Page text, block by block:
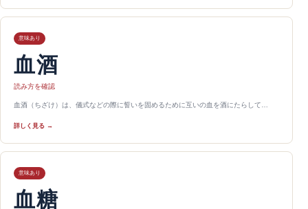
意味あり
血酒
読み方を確認
血酒（ちざけ）は、儀式などの際に誓いを固めるために互いの血を酒にたらして…
詳しく見る →
意味あり
血糖